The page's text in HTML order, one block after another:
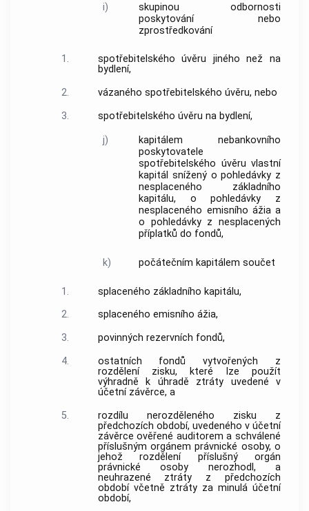
i)
skupinou odbornosti
poskytování nebo
zprostředkování
1. spotřebitelského úvěru jiného než na
bydlení,
2.
vázaného spotřebitelského úvěru, nebo
3.
spotřebitelského úvěru na bydlení,
j)
kapitálem nebankovního
poskytovatele
spotřebitelského úvěru vlastní
kapitál snížený o pohledávky z
nesplaceného základního
kapitálu, o pohledávky z
nesplaceného emisního ážia a
o pohledávky z nesplacených
příplatků do fondů,
k) počátečním kapitálem součet
1.
splaceného základního kapitálu,
2.
splaceného emisního ážia,
3.
povinných rezervních fondů,
4.
ostatních fondů vytvořených z
rozdělení zisku, které lze použít
výhradně k úhradě ztráty uvedené v
účetní závěrce, a
5.
rozdílu nerozděleného zisku z
předchozích období, uvedeného v účetní
závěrce ověřené auditorem a schválené
příslušným orgánem právnické osoby, o
jehož rozdělení příslušný orgán
právnické osoby nerozhodl, a
neuhrazené ztráty z předchozích
období včetně ztráty za minulá účetní
období,